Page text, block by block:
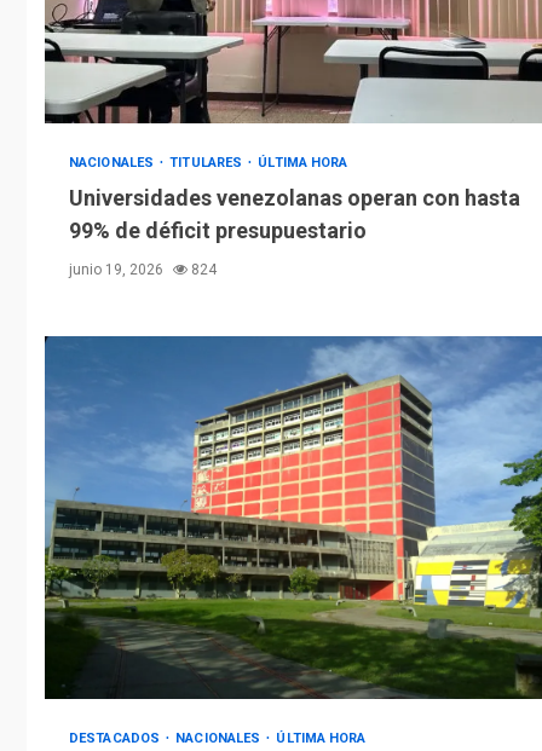
NACIONALES TITULARES ÚLTIMA HORA
Universidades venezolanas operan con hasta
99% de déficit presupuestario
junio 19, 2026 824
DESTACADOS NACIONALES ÚLTIMA HORA